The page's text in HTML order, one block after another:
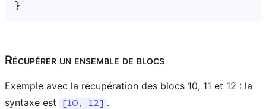
}
Récupérer un ensemble de blocs
Exemple avec la récupération des blocs 10, 11 et 12 : la
syntaxe est
[10, 12] .